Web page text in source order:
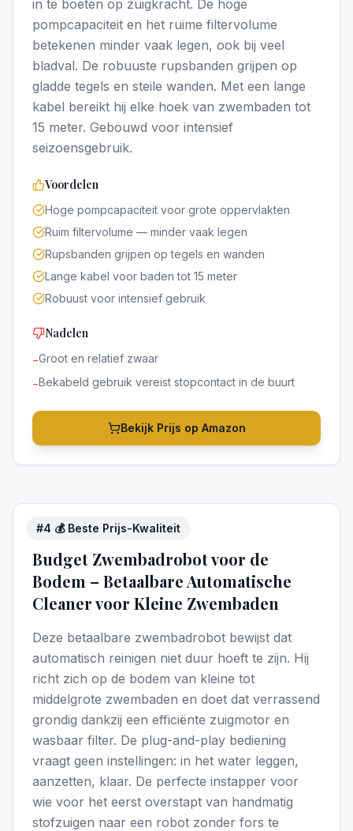
in te boeten op zuigkracht. De hoge
pompcapaciteit en het ruime filtervolume
betekenen minder vaak legen, ook bij veel
bladval. De robuuste rupsbanden grijpen op
gladde tegels en steile wanden. Met een lange
kabel bereikt hij elke hoek van zwembaden tot
15 meter. Gebouwd voor intensief
seizoensgebruik.
Voordelen
Hoge pompcapaciteit voor grote oppervlakten
Ruim filtervolume — minder vaak legen
Rupsbanden grijpen op tegels en wanden
Lange kabel voor baden tot 15 meter
Robuust voor intensief gebruik
Nadelen
−Groot en relatief zwaar
−Bekabeld gebruik vereist stopcontact in de buurt
Bekijk Prijs op Amazon
#4 💰 Beste Prijs-Kwaliteit
4/5
Budget Zwembadrobot voor de
Bodem – Betaalbare Automatische
Cleaner voor Kleine Zwembaden
Deze betaalbare zwembadrobot bewijst dat
automatisch reinigen niet duur hoeft te zijn. Hij
richt zich op de bodem van kleine tot
middelgrote zwembaden en doet dat verrassend
grondig dankzij een efficiënte zuigmotor en
wasbaar filter. De plug-and-play bediening
vraagt geen instellingen: in het water leggen,
aanzetten, klaar. De perfecte instapper voor
wie voor het eerst overstapt van handmatig
stofzuigen naar een robot zonder fors te